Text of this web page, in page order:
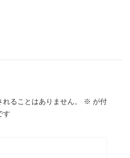
ることはありません。 ※ が付
す